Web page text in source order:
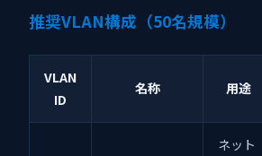
推奨VLAN構成（50名規模）
VLAN
ID
名称 用途
ネット